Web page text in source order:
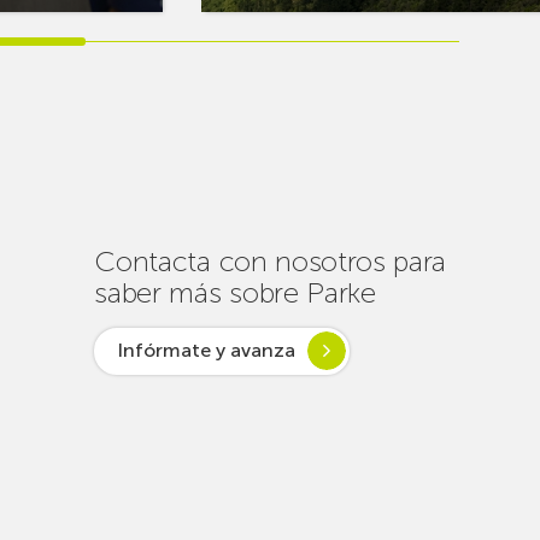
desde
sobreEuskaltel
realiza
garantizar
la
conectividad
en
Contacta con nosotros para
saber más sobre Parke
Infórmate y avanza